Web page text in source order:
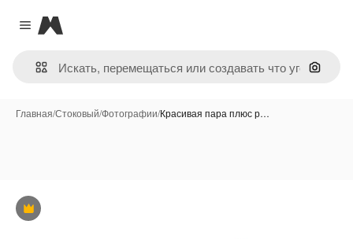
Close menu
Magnific
Поиск
Главная/Стоковый/Фотографии/Красивая пара плюс р…
Премиум